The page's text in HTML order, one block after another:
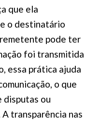
que ela
o destinatário
pode ter
foi transmitida
essa prática ajuda
o que
disputas ou
transparência nas